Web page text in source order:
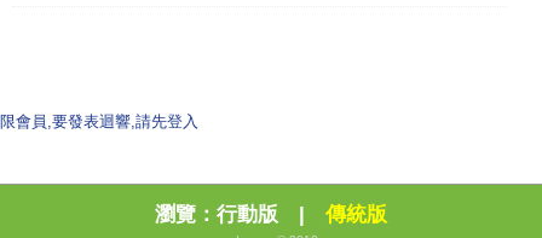
限會員,要發表迴響,請先登入
瀏覽： 行動版 傳統版